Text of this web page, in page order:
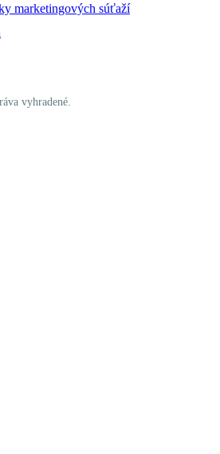
marketingových súťaží
vyhradené.